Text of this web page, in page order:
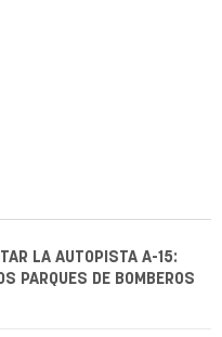
LA AUTOPISTA A-15:
PARQUES DE BOMBEROS